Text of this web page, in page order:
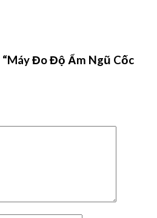
Đo Độ Ẩm Ngũ Cốc